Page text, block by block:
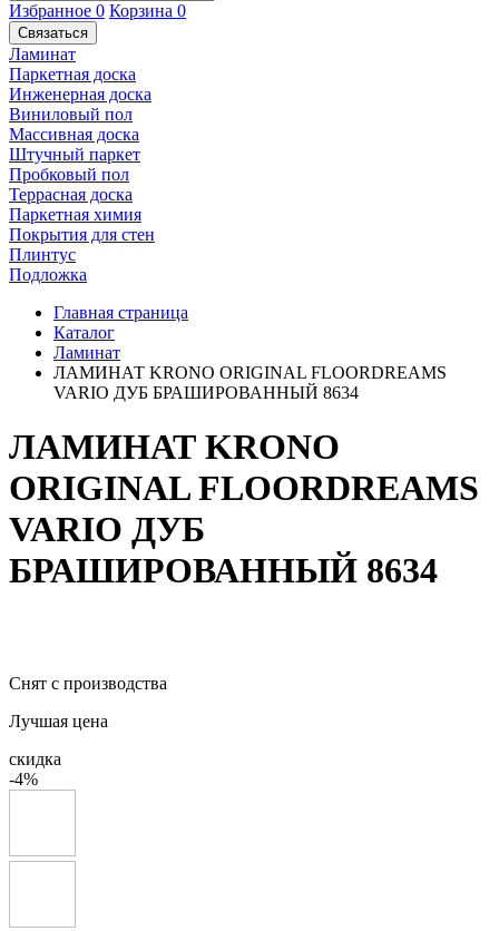
Избранное 0 Корзина 0
Связаться
Ламинат
Паркетная доска
Инженерная доска
Виниловый пол
Массивная доска
Штучный паркет
Пробковый пол
Террасная доска
Паркетная химия
Покрытия для стен
Плинтус
Подложка
Главная страница
Каталог
Ламинат
ЛАМИНАТ KRONO ORIGINAL FLOORDREAMS
VARIO ДУБ БРАШИРОВАННЫЙ 8634
ЛАМИНАТ KRONO
ORIGINAL FLOORDREAMS
VARIO ДУБ
БРАШИРОВАННЫЙ 8634
Снят с производства
Лучшая цена
скидка
-4%